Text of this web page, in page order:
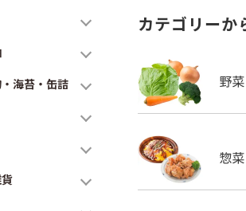
海苔・缶詰
カテゴリーか